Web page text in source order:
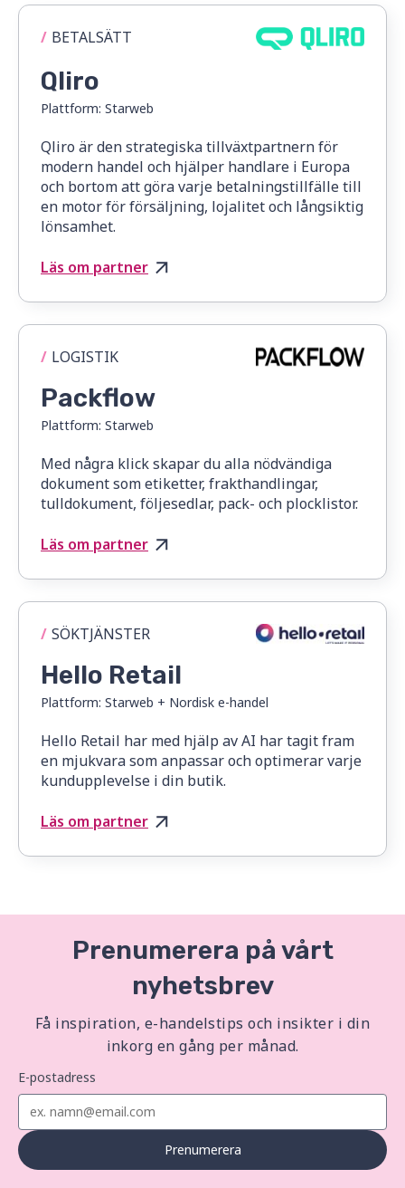
/ BETALSÄTT
Qliro
Plattform: Starweb
Qliro är den strategiska tillväxtpartnern för
modern handel och hjälper handlare i Europa
och bortom att göra varje betalningstillfälle till
en motor för försäljning, lojalitet och långsiktig
lönsamhet.
Läs om partner
/ LOGISTIK
Packflow
Plattform: Starweb
Med några klick skapar du alla nödvändiga
dokument som etiketter, frakthandlingar,
tulldokument, följesedlar, pack- och plocklistor.
Läs om partner
/ SÖKTJÄNSTER
Hello Retail
Plattform: Starweb + Nordisk e-handel
Hello Retail har med hjälp av AI har tagit fram
en mjukvara som anpassar och optimerar varje
kundupplevelse i din butik.
Läs om partner
Prenumerera på vårt
nyhetsbrev
Få inspiration, e-handelstips och insikter i din
inkorg en gång per månad.
E-postadress
Prenumerera